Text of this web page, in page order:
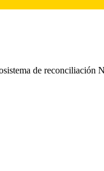
de reconciliación